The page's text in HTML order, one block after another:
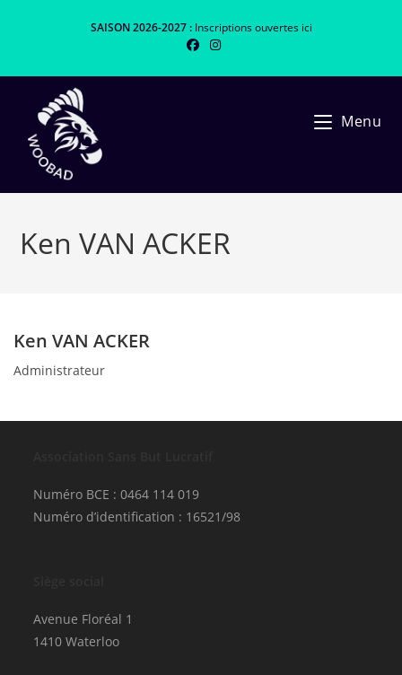
SAISON 2026-2027 :Inscriptions ouvertes ici
Menu
Ken VAN ACKER
Ken VAN ACKER
Administrateur
Numéro BCE : 0464 114 019
Numéro d’identification : 16521/98
Avenue Floréal 1
1410 Waterloo